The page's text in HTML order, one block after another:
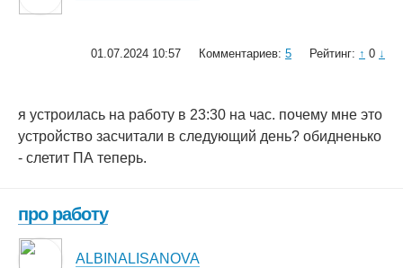
01.07.2024 10:57 Комментариев: 5 Рейтинг: ↑ 0 ↓
я устроилась на работу в 23:30 на час. почему мне это
устройство засчитали в следующий день? обидненько
- слетит ПА теперь.
про работу
ALBINALISANOVA